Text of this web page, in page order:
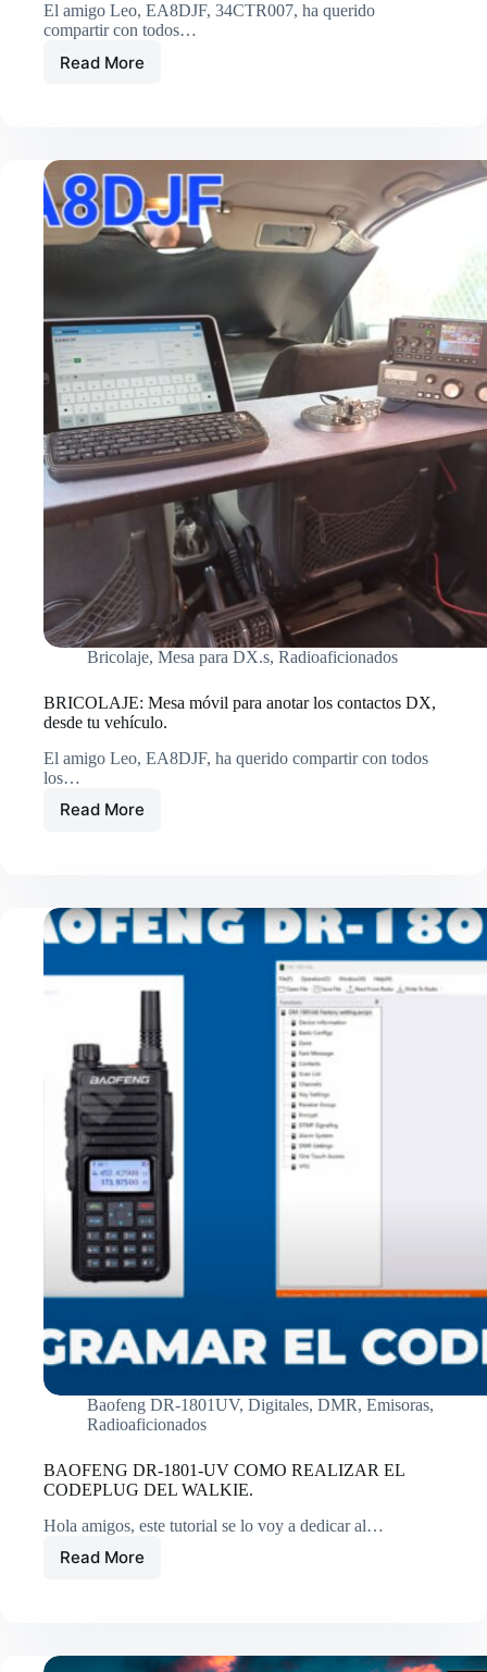
El amigo Leo, EA8DJF, 34CTR007, ha querido
compartir con todos…
Read MorePROYECTO
REALIZADO
POR
LEO,
EA8DJF,
34CTR007.
Bricolaje, Mesa para DX.s, Radioaficionados
BRICOLAJE: Mesa móvil para anotar los contactos DX,
desde tu vehículo.
El amigo Leo, EA8DJF, ha querido compartir con todos
los…
Read MoreBRICOLAJE:
los
contactos
vehículo.
Baofeng DR-1801UV, Digitales, DMR, Emisoras,
Radioaficionados
BAOFENG DR-1801-UV COMO REALIZAR EL
CODEPLUG DEL WALKIE.
Hola amigos, este tutorial se lo voy a dedicar al…
Read More
BAOFENG